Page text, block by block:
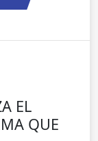
EL
QUE